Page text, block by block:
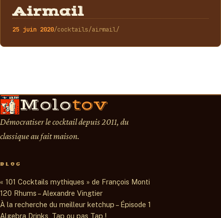
COCKTAILS
Airmail
25 juin 2020/cocktails/airmail/
Molotov
Démocratiser le cocktail depuis 2011, du
classique au fait maison.
BLOG
« 101 Cocktails mythiques » de François Monti
120 Rhums – Alexandre Vingtier
À la recherche du meilleur ketchup – Épisode 1
Algebra Drinks, Tap ou pas Tap !